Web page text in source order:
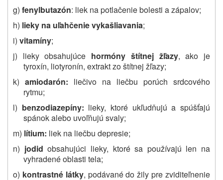
g) fenylbutazón: liek na potlačenie bolesti a zápalov;
h) lieky na uľahčenie vykašliavania;
i) vitamíny;
j) lieky obsahujúce hormóny štítnej žľazy, ako je
tyroxín, liotyronín, extrakt zo štítnej žľazy;
k) amiodarón: liečivo na liečbu porúch srdcového
rytmu;
l) benzodiazepíny: lieky, ktoré ukľudňujú a spúšťajú
spánok alebo uvoľňujú svaly;
m) lítium: liek na liečbu depresie;
n) jodid obsahujúci lieky, ktoré sa používajú len na
vyhradené oblasti tela;
o) kontrastné látky, podávané do žily pre zviditeľnenie